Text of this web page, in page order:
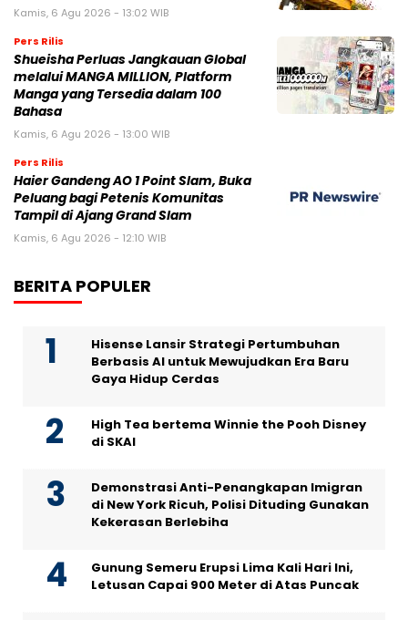
Kamis, 6 Agu 2026 - 13:02 WIB
Pers Rilis
Shueisha Perluas Jangkauan Global
melalui MANGA MILLION, Platform
Manga yang Tersedia dalam 100
Bahasa
Kamis, 6 Agu 2026 - 13:00 WIB
Pers Rilis
Haier Gandeng AO 1 Point Slam, Buka
Peluang bagi Petenis Komunitas
Tampil di Ajang Grand Slam
Kamis, 6 Agu 2026 - 12:10 WIB
BERITA POPULER
Hisense Lansir Strategi Pertumbuhan
Berbasis AI untuk Mewujudkan Era Baru
Gaya Hidup Cerdas
High Tea bertema Winnie the Pooh Disney
di SKAI
Demonstrasi Anti-Penangkapan Imigran
di New York Ricuh, Polisi Dituding Gunakan
Kekerasan Berlebiha
Gunung Semeru Erupsi Lima Kali Hari Ini,
Letusan Capai 900 Meter di Atas Puncak